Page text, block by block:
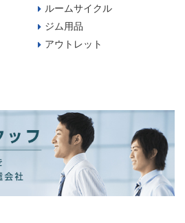
ルームサイクル
ジム用品
アウトレット